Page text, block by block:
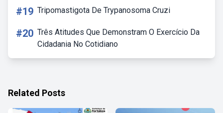
#19 Tripomastigota De Trypanosoma Cruzi
#20 Três Atitudes Que Demonstram O Exercício Da
Cidadania No Cotidiano
Related Posts